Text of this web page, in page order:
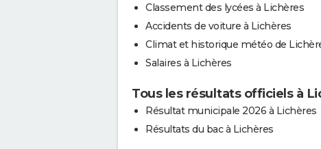
Classement des lycées à Lichères
Accidents de voiture à Lichères
Climat et historique météo de
Salaires à Lichères
Tous les résultats officiels à
Résultat municipale 2026 à Lichères
Résultats du bac à Lichères